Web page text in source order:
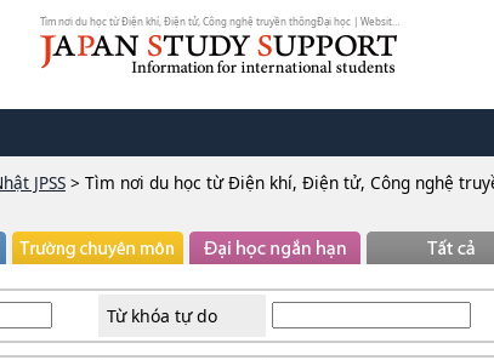
JPSS > Tìm nơi du học từ Điện khí, Điện tử, Công nghệ
Từ khóa tự do